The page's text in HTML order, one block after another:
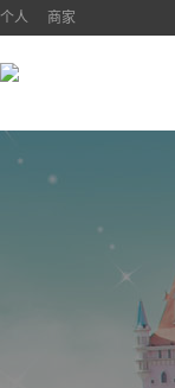
个人 商家